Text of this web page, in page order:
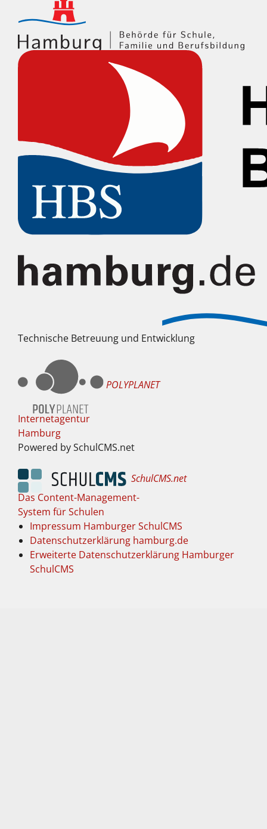
Technische Betreuung und Entwicklung
POLYPLANET
Internetagentur
Hamburg
Powered by SchulCMS.net
SchulCMS.net
Das Content-Management-
System für Schulen
Impressum Hamburger SchulCMS
Datenschutzerklärung hamburg.de
Erweiterte Datenschutzerklärung Hamburger
SchulCMS